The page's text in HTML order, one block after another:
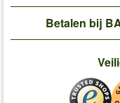
Betalen bij